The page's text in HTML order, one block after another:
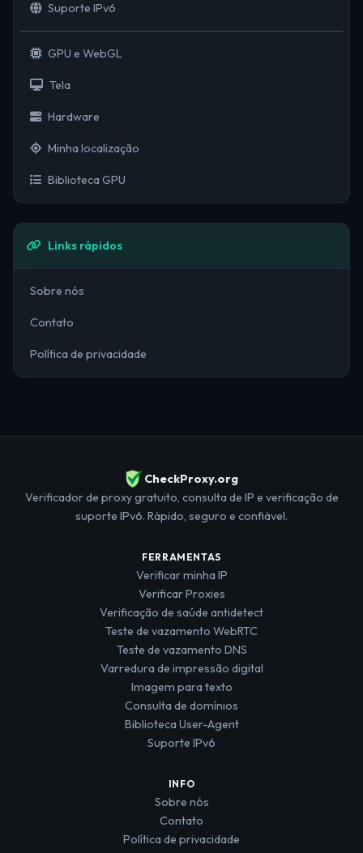
Suporte IPv6
GPU e WebGL
Tela
Hardware
Minha localização
Biblioteca GPU
Links rápidos
Sobre nós
Contato
Política de privacidade
CheckProxy.org
Verificador de proxy gratuito, consulta de IP e verificação de
suporte IPv6. Rápido, seguro e confiável.
FERRAMENTAS
Verificar minha IP
Verificar Proxies
Verificação de saúde antidetect
Teste de vazamento WebRTC
Teste de vazamento DNS
Varredura de impressão digital
Imagem para texto
Consulta de domínios
Biblioteca User-Agent
Suporte IPv6
INFO
Sobre nós
Contato
Política de privacidade